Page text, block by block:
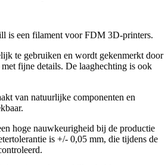
is een filament voor FDM 3D-printers.
te gebruiken en wordt gekenmerkt door
fijne details. De laaghechting is ook
van natuurlijke componenten en
hoge nauwkeurigheid bij de productie
is +/- 0,05 mm, die tijdens de